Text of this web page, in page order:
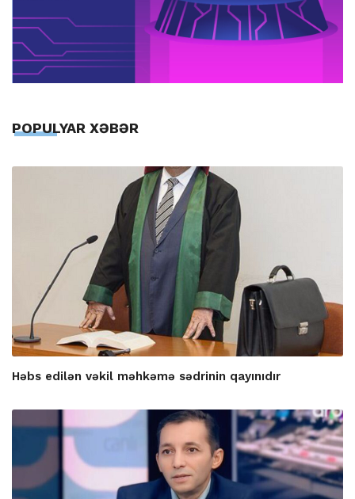
POPULYAR XƏBƏR
Həbs edilən vəkil məhkəmə sədrinin qayınıdır